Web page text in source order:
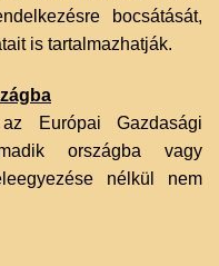
bocsátását,
is tartalmazhatják.
Európai Gazdasági
országba vagy
nélkül nem